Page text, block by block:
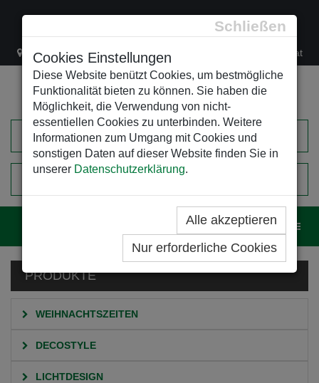
Schließen
Cookies Einstellungen
Diese Website benützt Cookies, um bestmögliche
Funktionalität bieten zu können. Sie haben die
Möglichkeit, die Verwendung von nicht-
essentiellen Cookies zu unterbinden. Weitere
Informationen zum Umgang mit Cookies und
sonstigen Daten auf dieser Website finden Sie in
unserer Datenschutzerklärung.
Alle akzeptieren
Nur erforderliche Cookies
Lacknergasse 78 +43/1/470 37 00 office@leso.at
EINKAUFSWAGEN
PRODUKTE
WEIHNACHTSZEITEN
DECOSTYLE
LICHTDESIGN